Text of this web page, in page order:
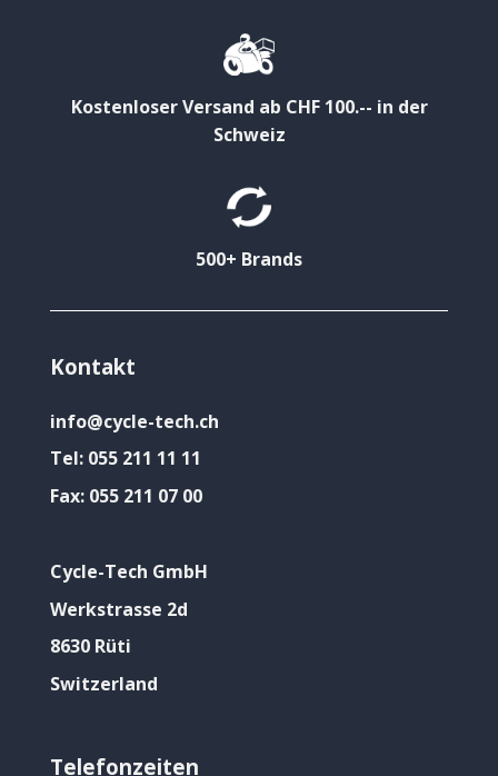
Kostenloser Versand ab CHF 100.-- in der
Schweiz
500+ Brands
Kontakt
info@cycle-tech.ch
Tel: 055 211 11 11
Fax: 055 211 07 00
Cycle-Tech GmbH
Werkstrasse 2d
8630 Rüti
Switzerland
Telefonzeiten